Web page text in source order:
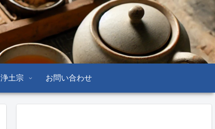
浄土宗 お問い合わせ